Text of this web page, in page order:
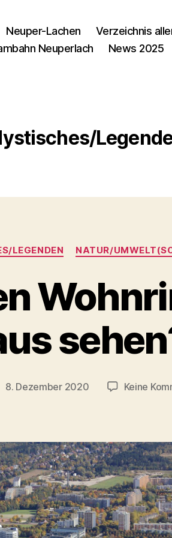
Neuper-Lachen Verzeichnis
Neuperlach News 2025
Kategorien
LEGENDEN NATUR/
8. Dezember 2020 Keine